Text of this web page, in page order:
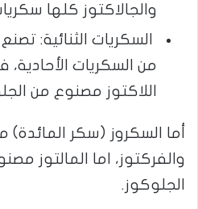
والجالاكتوز كلها
السكريات الثنائية:
من السكريات الأحادية،
اللاكتوز مصنوع من
أما السكروز (سكر
والفركتوز، اما المالتوز
الجلوكوز.